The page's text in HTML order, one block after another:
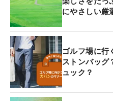
にやさしい厳
ゴルフ場に
ストンバッグ
ュック？